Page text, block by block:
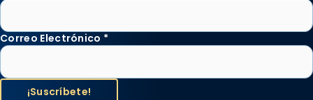
Correo Electrónico *